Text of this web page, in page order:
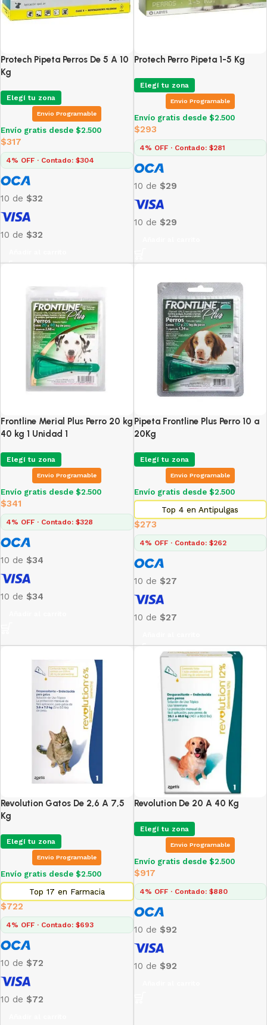
Protech Pipeta Perros De 5 A 10
Kg
Elegí tu zona
Envio Programable
Envío gratis desde $2.500
$317
4% OFF · Contado: $304
10 de $32
10 de $32
Protech Perro Pipeta 1-5 Kg
Elegí tu zona
Envio Programable
Envío gratis desde $2.500
$293
4% OFF · Contado: $281
10 de $29
10 de $29
Frontline Merial Plus Perro 20 kg
40 kg 1 Unidad 1
Elegí tu zona
Envio Programable
Envío gratis desde $2.500
$341
4% OFF · Contado: $328
10 de $34
10 de $34
Pipeta Frontline Plus Perro 10 a
20Kg
Elegí tu zona
Envio Programable
Envío gratis desde $2.500
Top 4 en Antipulgas
$273
4% OFF · Contado: $262
10 de $27
10 de $27
Revolution Gatos De 2,6 A 7,5
Kg
Elegí tu zona
Envio Programable
Envío gratis desde $2.500
Top 17 en Farmacia
$722
4% OFF · Contado: $693
10 de $72
10 de $72
Revolution De 20 A 40 Kg
Elegí tu zona
Envio Programable
Envío gratis desde $2.500
$917
4% OFF · Contado: $880
10 de $92
10 de $92